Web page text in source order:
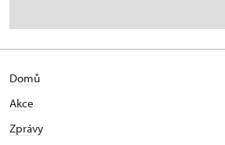
Domů
Akce
Zprávy